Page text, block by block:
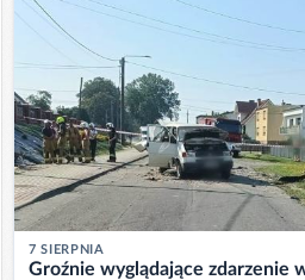
7 SIERPNIA
Groźnie wyglądające zdarzenie